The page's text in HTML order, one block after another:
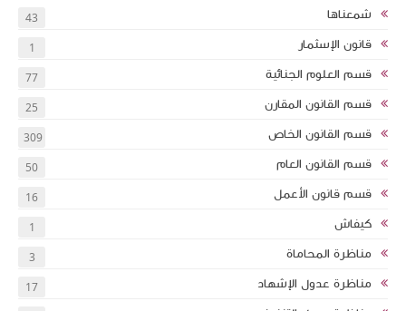
شمعناها 43
قانون الإسثمار 1
قسم العلوم الجنائية 77
قسم القانون المقارن 25
قسم القانون الخاص 309
قسم القانون العام 50
قسم قانون الأعمل 16
كيفاش 1
مناظرة المحاماة 3
مناظرة عدول الإشهاد 17